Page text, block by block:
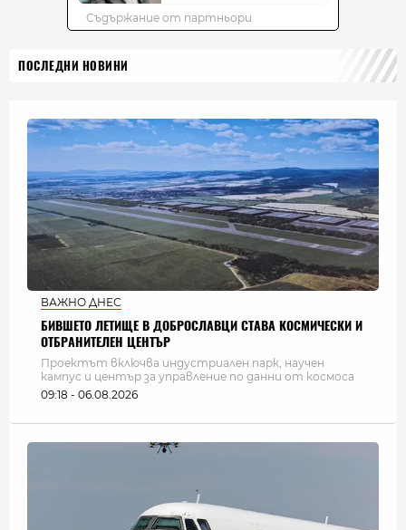
ПОСЛЕДНИ НОВИНИ
ВАЖНО ДНЕС
БИВШЕТО ЛЕТИЩЕ В ДОБРОСЛАВЦИ СТАВА КОСМИЧЕСКИ И
ОТБРАНИТЕЛЕН ЦЕНТЪР
Проектът включва индустриален парк, научен
кампус и център за управление по данни от космоса
09:18 - 06.08.2026